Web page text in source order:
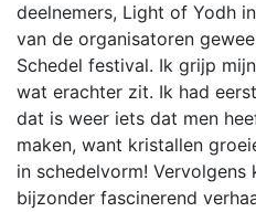
deelnemers, Light of Yodh
van de organisatoren
Schedel festival. Ik grijp
wat erachter zit. Ik had
dat is weer iets dat men
maken, want kristallen
in schedelvorm! Vervolgens
bijzonder fascinerend